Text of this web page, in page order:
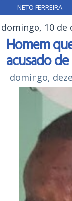
NETO FERREIRA
domingo, 10 de
Homem
acusado
domingo,